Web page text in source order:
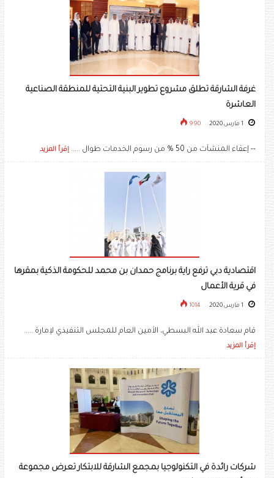
غرفة الشارقة تطلق مشروع تطوير البنية التحتية للمنطقة الصناعية
العاشرة
990
-- إعفاء المنشآت من 50 % من رسوم الخدمات طوال ..... إقرأ المزيد
اقتصادية دبي ترفع راية برنامج حمدان بن محمد للحكومة الذكية بمقرها
في قرية الأعمال
1014
قام سعادة عبد الله البسطي، الأمين العام للمجلس التنفيذي لإمارة .....
إقرأ المزيد
شركات رائدة في التكنولوجيا بمجمع الشارقة للابتكار تعرض مجموعة